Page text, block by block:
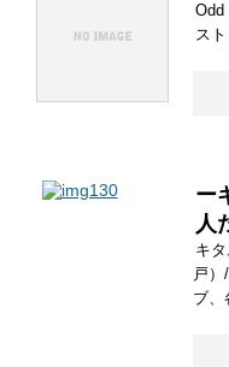
Odd
ス
ー
人
キ
戸
ブ、